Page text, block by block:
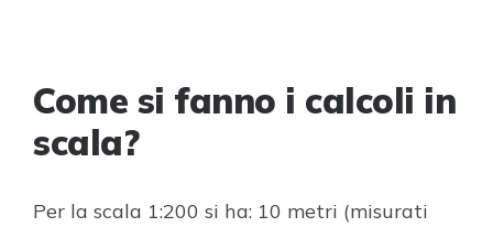
Come si fanno i calcoli in
scala?
Per la scala 1:200 si ha: 10 metri (misurati